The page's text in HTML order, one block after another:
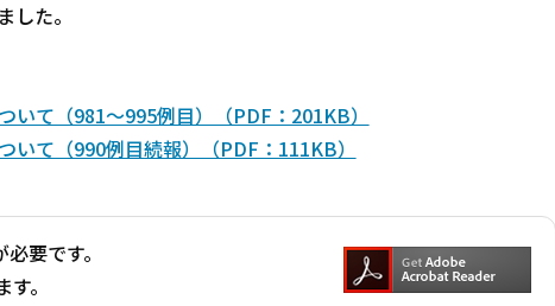
た。
いて（981～995例目）（PDF：201KB）
いて（990例目続報）（PDF：111KB）
要です。
。